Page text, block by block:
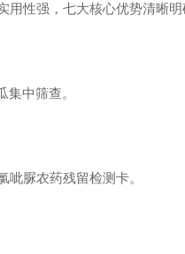
性强，七大核心优势清晰明
中筛查。
脲农药残留检测卡。